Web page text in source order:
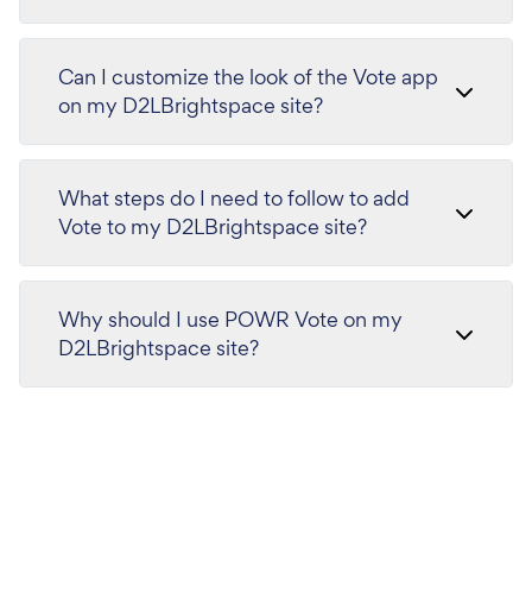
Can I customize the look of the Vote app
on my D2LBrightspace site?
What steps do I need to follow to add
Vote to my D2LBrightspace site?
Why should I use POWR Vote on my
D2LBrightspace site?